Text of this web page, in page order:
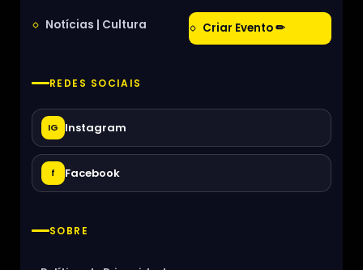
Notícias | Cultura Criar Evento ✏
REDES SOCIAIS
IG Instagram
f Facebook
SOBRE